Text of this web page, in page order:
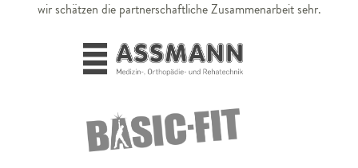
wir schätzen die partnerschaftliche Zusammenarbeit sehr.